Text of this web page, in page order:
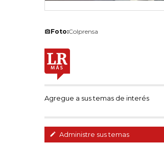
Foto:Colprensa
Agregue a sus temas de interés
Administre sus temas